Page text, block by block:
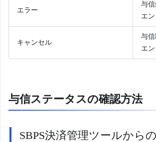
エラー
与
エ
キャンセル
与
エ
与信ステータスの確認方法
SBPS決済管理ツールから